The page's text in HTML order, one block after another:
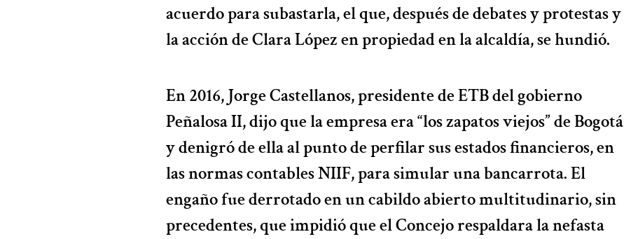
acuerdo para subastarla, el que, después de debates y protestas y
la acción de Clara López en propiedad en la alcaldía, se hundió.
En 2016, Jorge Castellanos, presidente de ETB del gobierno
Peñalosa II, dijo que la empresa era “los zapatos viejos” de Bogotá
y denigró de ella al punto de perfilar sus estados financieros, en
las normas contables NIIF, para simular una bancarrota. El
engaño fue derrotado en un cabildo abierto multitudinario, sin
precedentes, que impidió que el Concejo respaldara la nefasta